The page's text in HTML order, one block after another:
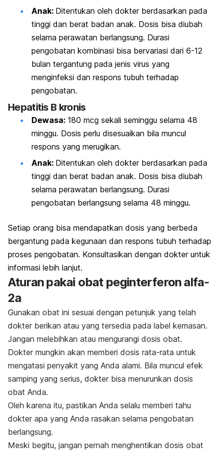
Anak: Ditentukan oleh dokter berdasarkan pada
tinggi dan berat badan anak. Dosis bisa diubah
selama perawatan berlangsung. Durasi
pengobatan kombinasi bisa bervariasi dari 6-12
bulan tergantung pada jenis virus yang
menginfeksi dan respons tubuh terhadap
pengobatan.
Hepatitis B kronis
Dewasa: 180 mcg sekali seminggu selama 48
minggu. Dosis perlu disesuaikan bila muncul
respons yang merugikan.
Anak: Ditentukan oleh dokter berdasarkan pada
tinggi dan berat badan anak. Dosis bisa diubah
selama perawatan berlangsung. Durasi
pengobatan berlangsung selama 48 minggu.
Setiap orang bisa mendapatkan dosis yang berbeda
bergantung pada kegunaan dan respons tubuh terhadap
proses pengobatan. Konsultasikan dengan dokter untuk
informasi lebih lanjut.
Aturan pakai obat peginterferon alfa-
2a
Gunakan obat ini sesuai dengan petunjuk yang telah
dokter berikan atau yang tersedia pada label kemasan.
Jangan melebihkan atau mengurangi dosis obat.
Dokter mungkin akan memberi dosis rata-rata untuk
mengatasi penyakit yang Anda alami. Bila muncul efek
samping yang serius, dokter bisa menurunkan dosis
obat Anda.
Oleh karena itu, pastikan Anda selalu memberi tahu
dokter apa yang Anda rasakan selama pengobatan
berlangsung.
Meski begitu, jangan pernah menghentikan dosis obat